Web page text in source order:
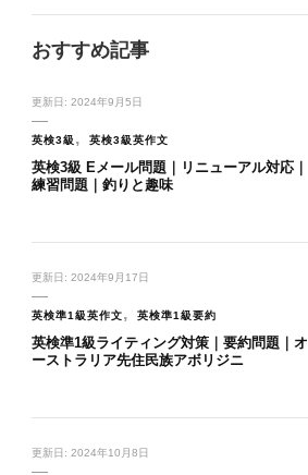
おすすめ記事
更新日: 2024年9月5日
英検3級 英検3級英作文
英検3級 Eメール問題｜リニューアル対応｜
練習問題｜釣りと趣味
更新日: 2024年9月17日
英検準1級英作文 英検準1級要約
英検準1級ライティング対策｜要約問題｜オ
ーストラリア先住民族アボリジニ
更新日: 2024年10月8日